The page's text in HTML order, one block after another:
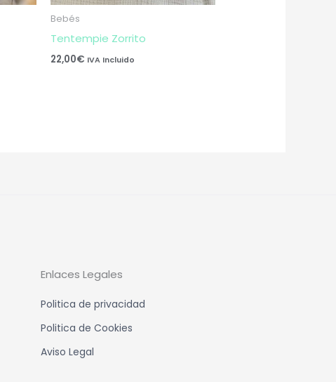
Bebés
Tentempie Zorrito
22,00€ IVA Incluido
Enlaces Legales
Politica de privacidad
Politica de Cookies
Aviso Legal